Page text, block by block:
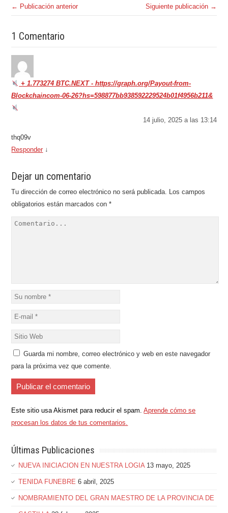
← Publicación anterior Siguiente publicación →
1 Comentario
+ 1.773274 BTC.NEXT - https://graph.org/Payout-from-
Blockchaincom-06-26?hs=598877bb938592229524b01f4956b211&
14 julio, 2025 a las 13:14
thq09v
Responder ↓
Dejar un comentario
Tu dirección de correo electrónico no será publicada. Los campos
obligatorios están marcados con*
Guarda mi nombre, correo electrónico y web en este navegador
para la próxima vez que comente.
Este sitio usa Akismet para reducir el spam.Aprende cómo se
procesan los datos de tus comentarios.
Últimas Publicaciones
NUEVA INICIACION EN NUESTRA LOGIA 13 mayo, 2025
TENIDA FUNEBRE 6 abril, 2025
NOMBRAMIENTO DEL GRAN MAESTRO DE LA PROVINCIA DE